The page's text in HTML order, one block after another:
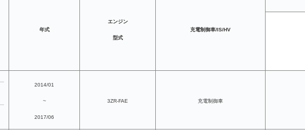
年式
エンジン
型式
充電制御車/IS/HV
2014/01
~
2017/06
3ZR-FAE 充電制御車